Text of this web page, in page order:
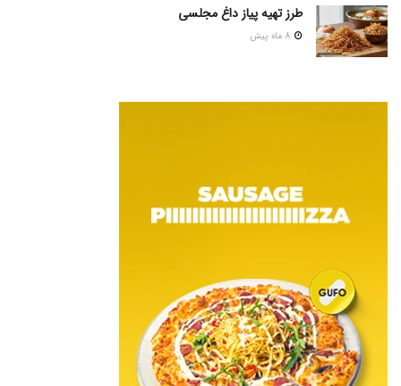
طرز تهیه پیاز داغ مجلسی